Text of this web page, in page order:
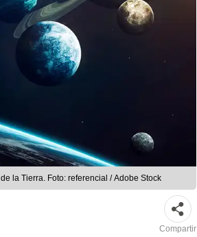
la Tierra. Foto: referencial / Adobe Stock
Compartir